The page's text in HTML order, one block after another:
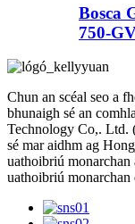
Bosca
750-
Chun an scéal seo a
bhunaigh sé an
Technology Co,. Ltd.
sé mar aidhm ag
uathoibriú monarchan
uathoibriú monarchan